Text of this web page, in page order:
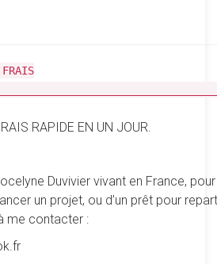
FRAIS
RAPIDE EN UN JOUR.
Duvivier vivant en France,
un projet, ou d’un prêt pour
me contacter :